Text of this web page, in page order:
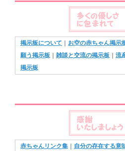
掲示板について ｜ お空の赤ちゃん掲示
願う掲示板 ｜ 雑談と交流の掲示板 ｜ 流
掲示板
赤ちゃんリンク集 自分の存在する意